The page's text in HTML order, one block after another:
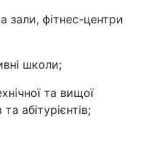
зали, фітнес-центри
школи;
та вищої
абітурієнтів;